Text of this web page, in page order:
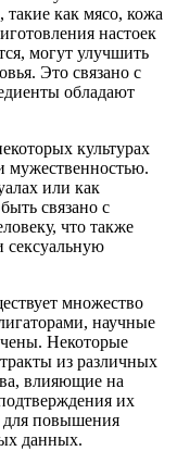
такие как мясо, кожа
настоек
могут улучшить
Это связано с
обладают
культурах
мужественностью.
или как
связано с
что также
сексуальную
множество
научные
Некоторые
из различных
влияющие на
их
для повышения
данных.